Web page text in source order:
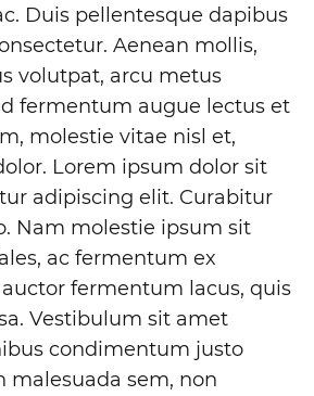
Duis pellentesque dapibus
Aenean mollis,
volutpat, arcu metus
fermentum augue lectus et
molestie vitae nisl et,
Lorem ipsum dolor sit
adipiscing elit. Curabitur
Nam molestie ipsum sit
ac fermentum ex
fermentum lacus, quis
Vestibulum sit amet
condimentum justo
malesuada sem, non